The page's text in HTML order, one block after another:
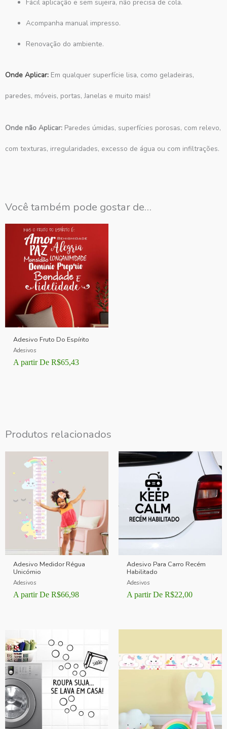
Fácil aplicação e sem sujeira, não precisa de cola.
Acompanha manual impresso.
Renovação do ambiente.
Onde Aplicar: Em qualquer superfície lisa, como geladeiras,
paredes, móveis, portas, Janelas e muito mais!
Onde não Aplicar: Paredes úmidas, superfícies porosas, com relevo,
com texturas, irregularidades, excesso de água ou com infiltrações.
Você também pode gostar de…
Adesivo Fruto Do Espírito
Adesivos
A partir De R$65,43
Produtos relacionados
Adesivo Medidor Régua
Unicórnio
Adesivos
A partir De R$66,98
Adesivo Para Carro Recém
Habilitado
Adesivos
A partir De R$22,00